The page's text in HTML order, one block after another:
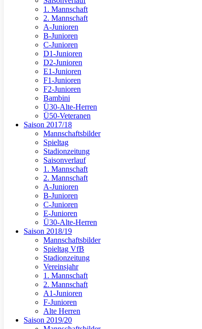
1. Mannschaft
2. Mannschaft
A-Junioren
B-Junioren
C-Junioren
D1-Junioren
D2-Junioren
E1-Junioren
F1-Junioren
F2-Junioren
Bambini
Ü30-Alte-Herren
Ü50-Veteranen
Saison 2017/18
Mannschaftsbilder
Spieltag
Stadionzeitung
Saisonverlauf
1. Mannschaft
2. Mannschaft
A-Junioren
B-Junioren
C-Junioren
E-Junioren
Ü30-Alte-Herren
Saison 2018/19
Mannschaftsbilder
Spieltag VfB
Stadionzeitung
Vereinsjahr
1. Mannschaft
2. Mannschaft
A1-Junioren
F-Junioren
Alte Herren
Saison 2019/20